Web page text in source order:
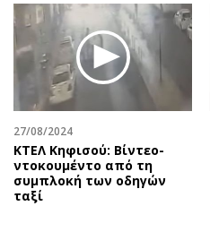
27/08/2024
ΚΤΕΛ Κηφισού: Βίντεο-
ντοκουμέντο από τη
συμπλοκή των οδηγών
ταξί